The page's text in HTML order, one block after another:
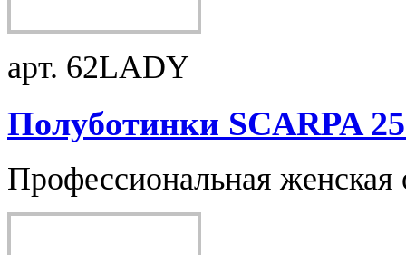
арт. 62LADY
Полуботинки SCARPA
Профессиональная